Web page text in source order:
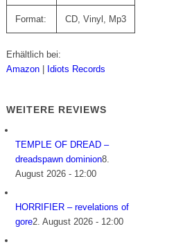
Format: CD, Vinyl, Mp3
Erhältlich bei:
Amazon
Idiots Records
WEITERE REVIEWS
TEMPLE OF DREAD –
dreadspawn dominion8.
August 2026 - 12:00
HORRIFIER – revelations of
gore2. August 2026 - 12:00